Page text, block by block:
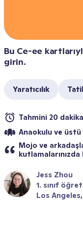
Bu Ce-ee
girin.
Yaratıcılık Tatil
Tahmini 20 dakika
Anaokulu ve üstü
Mojo ve
Jess Zhou
1. sınıf
Los